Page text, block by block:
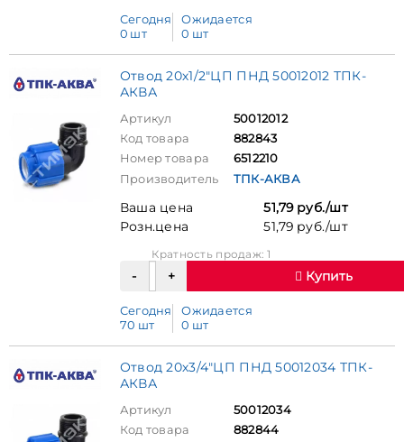
Сегодня
0 шт
Ожидается
0 шт
Отвод 20х1/2"ЦП ПНД 50012012 ТПК-
АКВА
Артикул
50012012
Код товара
882843
Номер товара
6512210
Производитель
ТПК-АКВА
Ваша цена
51,79 руб./шт
Розн.цена
51,79 руб./шт
Кратность продаж: 1
Купить
Сегодня
70 шт
Ожидается
0 шт
Отвод 20х3/4"ЦП ПНД 50012034 ТПК-
АКВА
Артикул
50012034
Код товара
882844